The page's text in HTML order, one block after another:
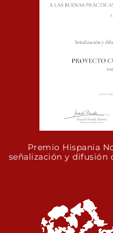
Premio Hispania
señalización y